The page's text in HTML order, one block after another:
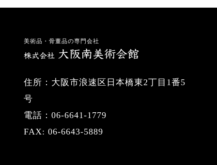
美術品・骨董品の専門会社
住所：大阪市浪速区日本橋東2丁目1番5
号
電話：06-6641-1779
FAX: 06-6643-5889